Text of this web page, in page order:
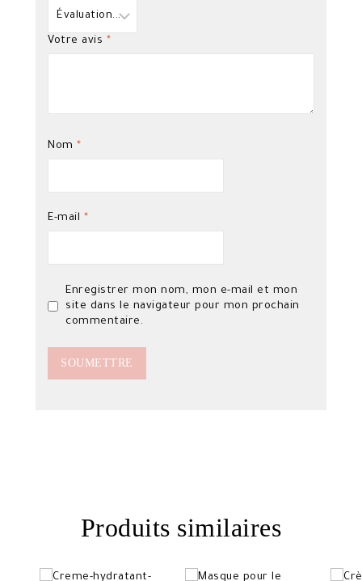
Votre avis *
Nom *
E-mail *
Enregistrer mon nom, mon e-mail et mon
site dans le navigateur pour mon prochain
commentaire.
Produits similaires